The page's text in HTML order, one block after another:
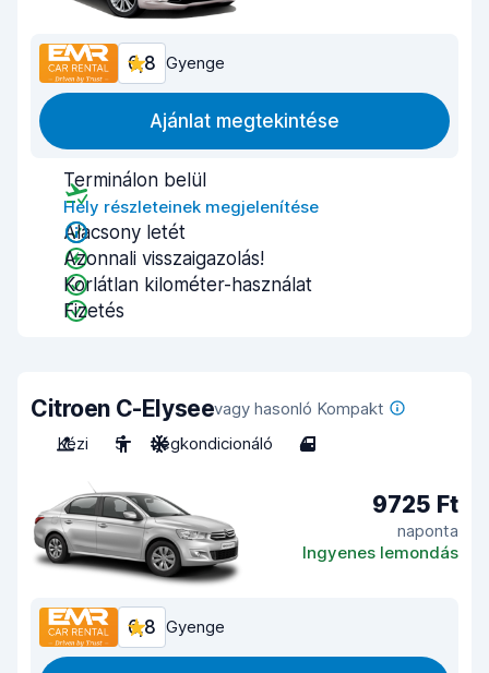
6,8 Gyenge
Ajánlat megtekintése
Terminálon belül
Hely részleteinek megjelenítése
Alacsony letét
Azonnali visszaigazolás!
Korlátlan kilométer-használat
Fizetés
Citroen C-Elyseevagy hasonló Kompakt
Kézi
5 Légkondicionáló 4
9725 Ft
naponta
Ingyenes lemondás
6,8 Gyenge